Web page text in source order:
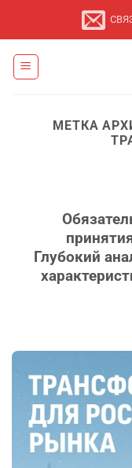
МЕТКА
Глубокий